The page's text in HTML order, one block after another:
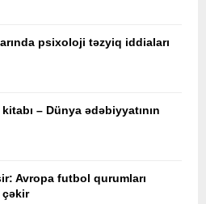
psixoloji təzyiq iddiaları
– Dünya ədəbiyyatının
Avropa futbol qurumları